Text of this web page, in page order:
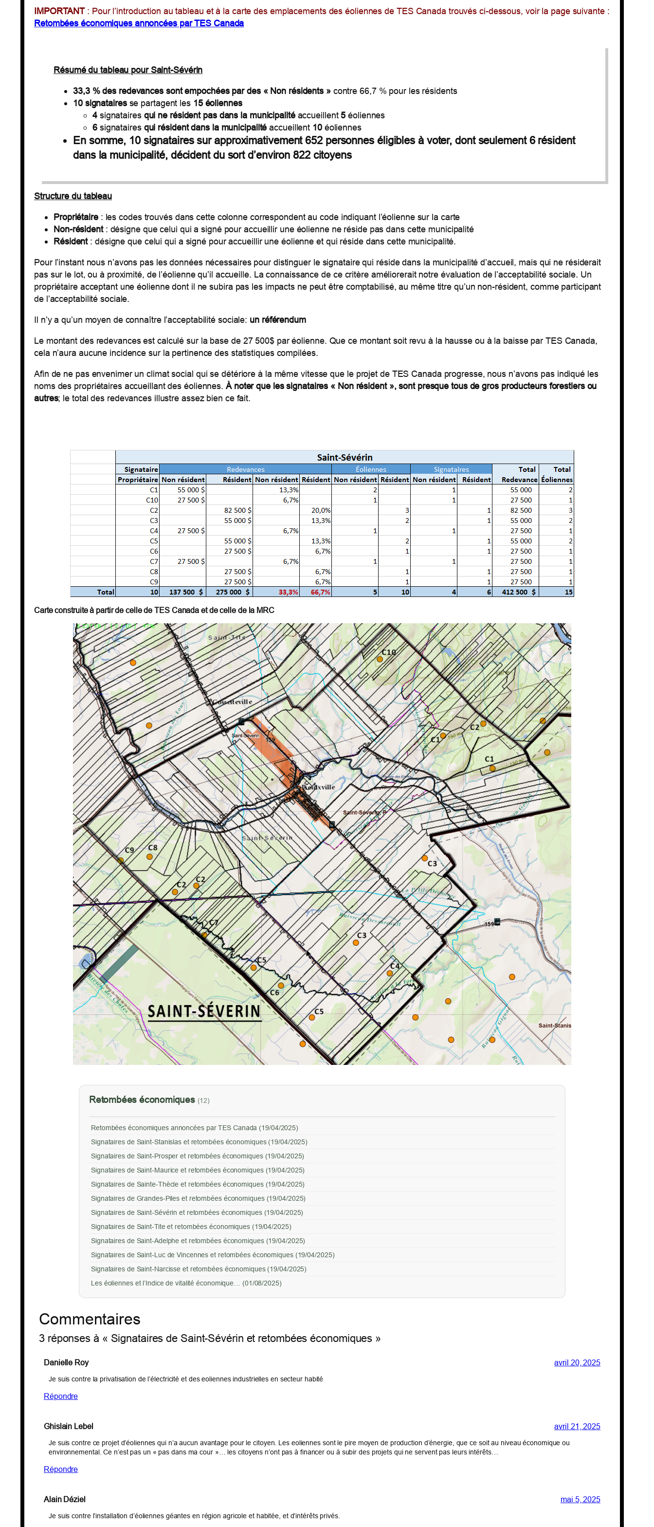
h
IMPORTANT : Pour l’introduction au tableau et à la carte des emplacements des éoliennes de TES Canada trouvés ci-dessous, voir la page suivante :
Retombées économiques annoncées par TES Canada
Résumé du tableau pour Saint-Sévérin
33,3 %des redevances sont empochées par des « Non résidents » contre 66,7 % pour les résidents
10 signatairesse partagent les 15 éoliennes
4 signataires qui ne résident pas dans la municipalitéaccueillent5éoliennes
6 signataires qui résident dans la municipalité accueillent 10éoliennes
En somme, 10 signataires sur approximativement 652 personnes éligibles à voter, dont seulement 6 résident
dans la municipalité, décident du sort d’environ 822 citoyens
Structure du tableau
Propriétaire : les codes trouvés dans cette colonne correspondent au code indiquant l’éolienne sur la carte
Non-résident: désigne que celui qui a signé pour accueillir une éolienne ne réside pas dans cette municipalité
Résident : désigne que celui qui a signé pour accueillir une éolienne et qui réside dans cette municipalité.
Pour l’instant nous n’avons pas les données nécessaires pour distinguer le signataire qui réside dans la municipalité d’accueil, mais qui ne résiderait
pas sur le lot, ou à proximité, de l’éolienne qu’il accueille. La connaissance de ce critère améliorerait notre évaluation de l’acceptabilité sociale. Un
propriétaire acceptant une éolienne dont il ne subira pas les impacts ne peut être comptabilisé, au même titre qu’un non-résident, comme participant
de l’acceptabilité sociale.
Il n’y a qu’un moyen de connaître l’acceptabilité sociale: un référendum
Le montant des redevances est calculé sur la base de 27 500$ par éolienne. Que ce montant soit revu à la hausse ou à la baisse par TES Canada,
cela n’aura aucune incidence sur la pertinence des statistiques compilées.
Afin de ne pas envenimer un climat social qui se détériore à la même vitesse que le projet de TES Canada progresse, nous n’avons pas indiqué les
noms des propriétaires accueillant des éoliennes. À noter que les signataires « Non résident », sont presque tous de gros producteurs forestiers ou
autres; le total des redevances illustre assez bien ce fait.
Carte construite à partir de celle de TES Canada et de celle de la MRC
Retombées économiques (12)
Retombées économiques annoncées par TES Canada (19/04/2025)
Signataires de Saint-Stanislas et retombées économiques (19/04/2025)
Signataires de Saint-Prosper et retombées économiques (19/04/2025)
Signataires de Saint-Maurice et retombées économiques (19/04/2025)
Signataires de Sainte-Thècle et retombées économiques (19/04/2025)
Signataires de Grandes-Piles et retombées économiques (19/04/2025)
Signataires de Saint-Sévérin et retombées économiques (19/04/2025)
Signataires de Saint-Tite et retombées économiques (19/04/2025)
Signataires de Saint-Adelphe et retombées économiques (19/04/2025)
Signataires de Saint-Luc de Vincennes et retombées économiques (19/04/2025)
Signataires de Saint-Narcisse et retombées économiques (19/04/2025)
Les éoliennes et l’Indice de vitalité économique… (01/08/2025)
Commentaires
3 réponses à « Signataires de Saint-Sévérin et retombées économiques »
Danielle Roy avril 20, 2025
Je suis contre la privatisation de l’électricité et des eoliennes industrielles en secteur habité
Répondre
Ghislain Lebel avril 21, 2025
Je suis contre ce projet d’éoliennes qui n’a aucun avantage pour le citoyen. Les eoliennes sont le pire moyen de production d’énergie, que ce soit au niveau économique ou
environnemental. Ce n’est pas un « pas dans ma cour »… les citoyens n’ont pas à financer ou à subir des projets qui ne servent pas leurs intérêts…
Répondre
Alain Déziel mai 5, 2025
Je suis contre l’installation d’éoliennes géantes en région agricole et habitée, et d’intérêts privés.